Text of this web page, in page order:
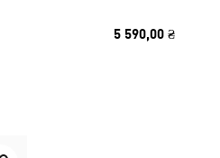
5 590,00 ₴